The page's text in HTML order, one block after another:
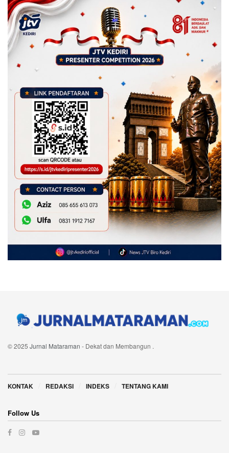
© 2025 Jurnal Mataraman - Dekat dan Membangun .
KONTAK REDAKSI INDEKS TENTANG KAMI
Follow Us